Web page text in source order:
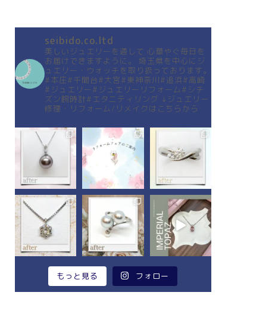
seibido.co.ltd
美しいジュエリーを通して 心華やぐ毎日を
お届けできますように。
埼玉県を中心にジ
ュエリー・ウォッチを取り扱っております。
#本庄#千間台#大宮#東神奈川#追浜#高崎
#ジュエリー#ジュエリーリフォーム#シチ
ズン腕時計#エタニティリング ↓ジュエリー
修理・リフォーム/リメイクはこちらから
もっと見る フォロー